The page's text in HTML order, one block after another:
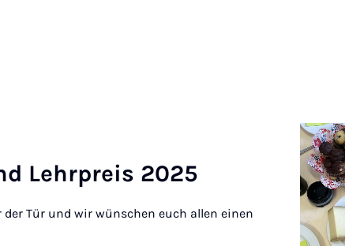
Lehr­preis 2025
Tür und wir wünschen euch allen einen